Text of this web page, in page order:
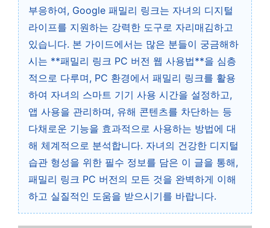
부응하여, Google 패밀리 링크는 자녀의 디지털
라이프를 지원하는 강력한 도구로 자리매김하고
있습니다. 본 가이드에서는 많은 분들이 궁금해하
시는 **패밀리 링크 PC 버전 웹 사용법**을 심층
적으로 다루며, PC 환경에서 패밀리 링크를 활용
하여 자녀의 스마트 기기 사용 시간을 설정하고,
앱 사용을 관리하며, 유해 콘텐츠를 차단하는 등
다채로운 기능을 효과적으로 사용하는 방법에 대
해 체계적으로 분석합니다. 자녀의 건강한 디지털
습관 형성을 위한 필수 정보를 담은 이 글을 통해,
패밀리 링크 PC 버전의 모든 것을 완벽하게 이해
하고 실질적인 도움을 받으시기를 바랍니다.